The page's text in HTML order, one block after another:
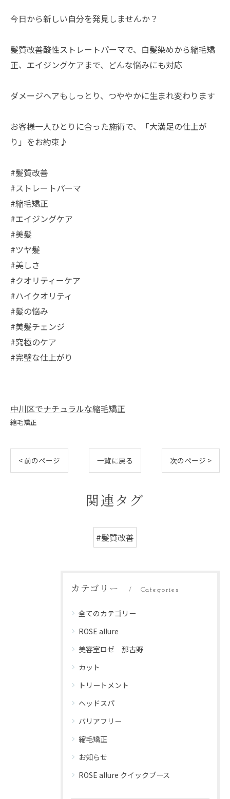
今日から新しい自分を発見しませんか？
髪質改善酸性ストレートパーマで、白髪染めから縮毛矯
正、エイジングケアまで、どんな悩みにも対応
ダメージヘアもしっとり、つややかに生まれ変わります
お客様一人ひとりに合った施術で、「大満足の仕上が
り」をお約束♪
#髪質改善
#ストレートパーマ
#縮毛矯正
#エイジングケア
#美髪
#ツヤ髪
#美しさ
#クオリティーケア
#ハイクオリティ
#髪の悩み
#美髪チェンジ
#究極のケア
#完璧な仕上がり
中川区でナチュラルな縮毛矯正
縮毛矯正
< 前のページ 一覧に戻る 次のページ >
関連タグ
#髪質改善
カテゴリー Categories
全てのカテゴリー
ROSE allure
美容室ロゼ 那古野
カット
トリートメント
ヘッドスパ
バリアフリー
縮毛矯正
お知らせ
ROSE allure クイックブース